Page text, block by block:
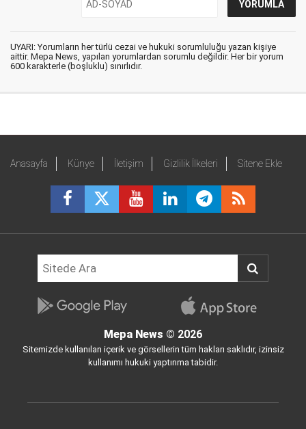
UYARI: Yorumların her türlü cezai ve hukuki sorumluluğu yazan kişiye
aittir. Mepa News, yapılan yorumlardan sorumlu değildir. Her bir yorum
600 karakterle (boşluklu) sınırlıdır.
Anasayfa Künye İletişim Gizlilik İlkeleri Sitene Ekle
Mepa News © 2026
Sitemizde kullanılan içerik ve görsellerin tüm hakları saklıdır, izinsiz
kullanımı hukuki yaptırıma tabidir.